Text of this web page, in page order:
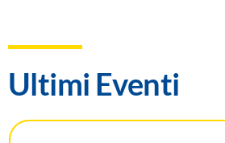
Ultimi Eventi